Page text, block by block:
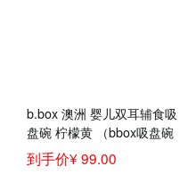
b.box 澳洲 婴儿双耳辅食吸
盘碗 柠檬黄 （bbox吸盘碗
宝宝餐具套装 带硅胶勺）
到手价¥ 99.00